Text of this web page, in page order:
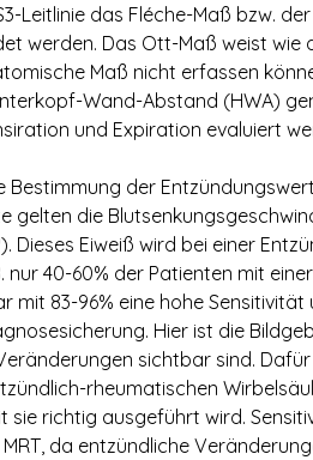
Leitlinie das Fléche-Maß bzw.
werden. Das Ott-Maß weist
Maß nicht erfassen
Wand-Abstand (HWA)
und Expiration evaluiert
der
gelten die
Dieses Eiweiß wird bei einer
40-60% der Patienten mit
mit 83-96% eine hohe
Hier ist die
sichtbar sind.
rheumatischen
richtig ausgeführt wird.
da entzündliche